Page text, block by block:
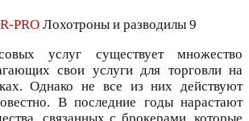
PRO Лохотроны и разводилы 9
услуг существует множество
свои услуги для торговли на
Однако не все из них действуют
В последние годы нарастают